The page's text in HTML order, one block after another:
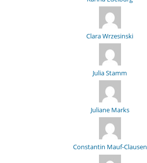
Clara Wrzesinski
Julia Stamm
Juliane Marks
Constantin Mauf-Clausen